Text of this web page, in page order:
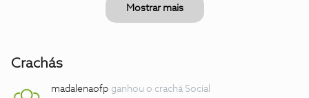
Mostrar mais
Crachás
madalenaofp ganhou o crachá Social